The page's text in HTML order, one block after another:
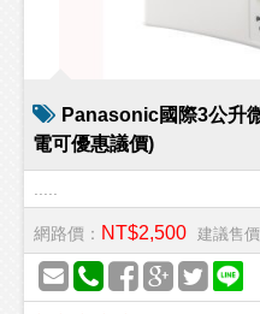
Panasonic國際3公升
電可優惠議價)
網路價： NT$2,500 建議售